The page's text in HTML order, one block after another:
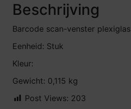
Beschrijving
Barcode scan-venster plexiglas
Eenheid: Stuk
Kleur:
Gewicht: 0,115 kg
Post Views: 203